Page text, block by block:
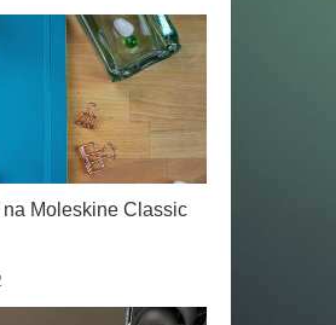
Moleskine Classic